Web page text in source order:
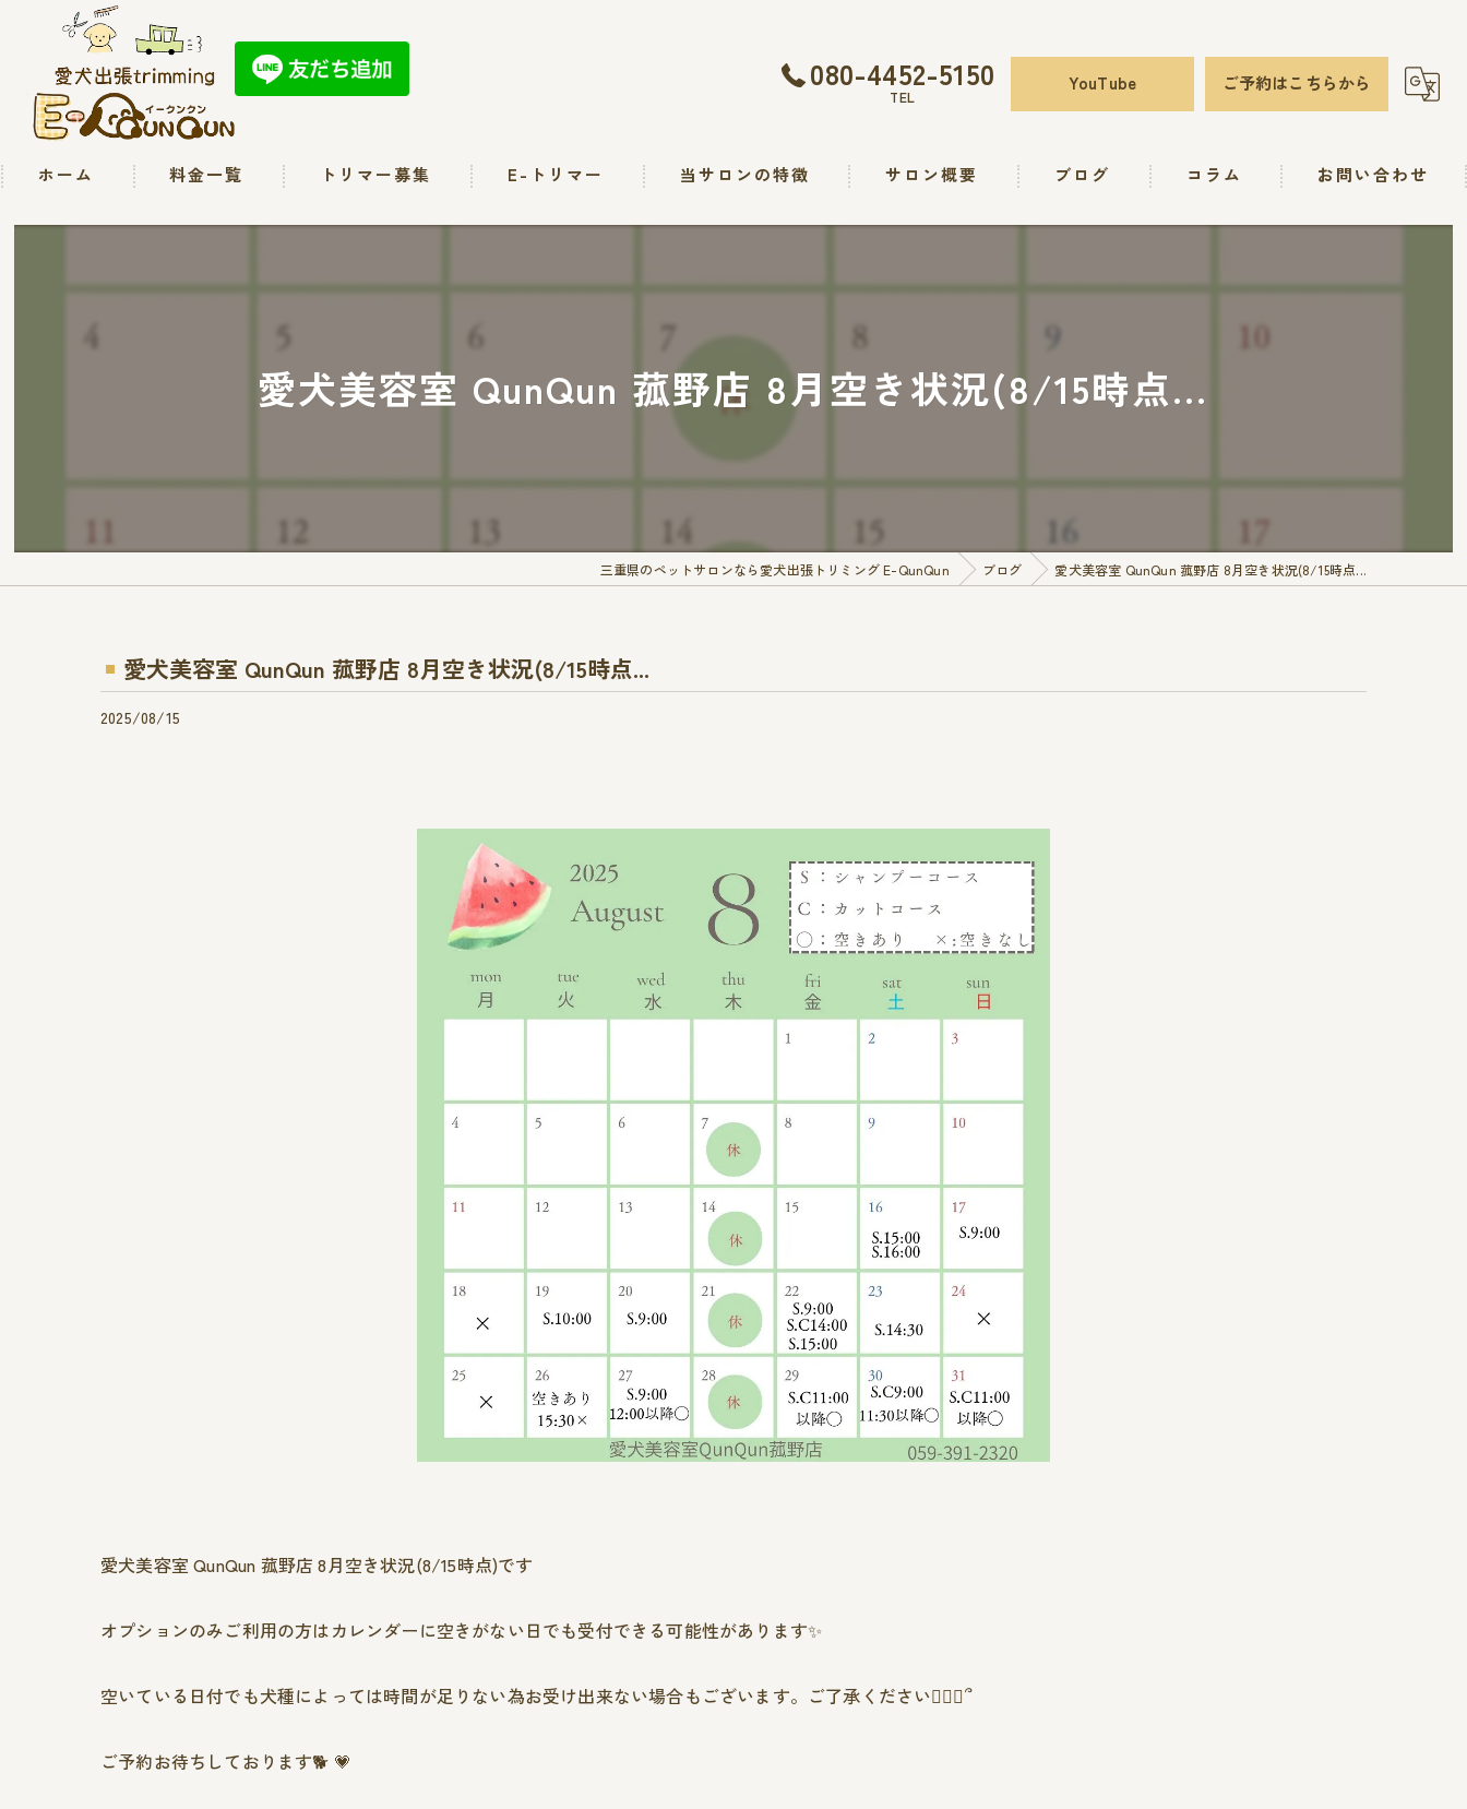
080-4452-5150
TEL
YouTube ご予約はこちらから
ホーム 料金一覧 トリマー募集 E-トリマー 当サロンの特徴
シャンプー
出張
サロン概要 ブログ コラム お問い合わせ
愛犬美容室 QunQun 菰野店 8月空き状況(8/15時点...
三重県のペットサロンなら愛犬出張トリミング E-QunQun ブログ 愛犬美容室 QunQun 菰野店 8月空き状況(8/15時点...
愛犬美容室 QunQun 菰野店 8月空き状況(8/15時点...
2025/08/15
愛犬美容室 QunQun 菰野店 8月空き状況(8/15時点)です
オプションのみご利用の方はカレンダーに空きがない日でも受付できる可能性があります✨️
空いている日付でも犬種によっては時間が足りない為お受け出来ない場合もございます。ご了承ください🙇🏻‍♀️՞
ご予約お待ちしております🐕 💗